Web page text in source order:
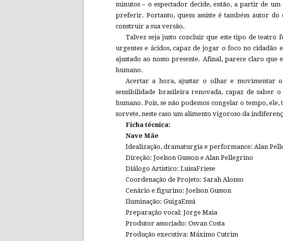
minutos – o espectador decide, então, a partir de
preferir. Portanto, quem assiste é também autor
construir a sua versão.
Talvez seja justo concluir que este tipo de teatro
urgentes e ácidos, capaz de jogar o foco no cidadão
ajustado ao nosso presente. Afinal, parece claro que
humano.
Acertar a hora, ajustar o olhar e movimentar
sensibilidade brasileira renovada, capaz de saber
humano. Pois, se não podemos congelar o tempo,
sorvete, neste caso um alimento vigoroso da
Ficha técnica:
Nave Mãe
Idealização, dramaturgia e performance: Alan
Direção: Joelson Gusson e Alan Pellegrino
Diálogo Artístico: LuisaFriese
Coordenação de Projeto: Sarah Alonso
Cenário e figurino: Joelson Gusson
Iluminação: GuigaEnsá
Preparação vocal: Jorge Maia
Produtor associado: Osvan Costa
Produção executiva: Máximo Cutrim